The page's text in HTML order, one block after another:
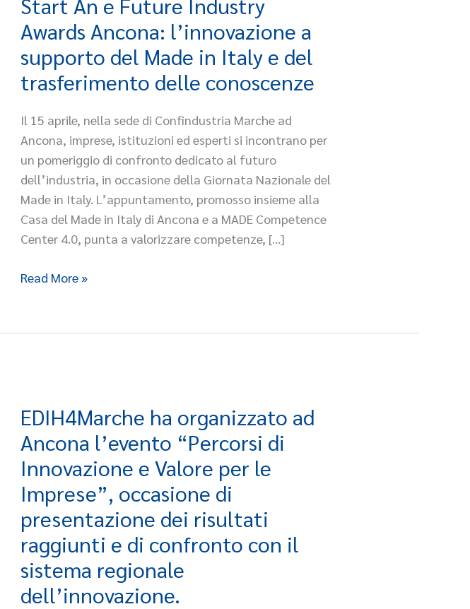
Awards Ancona: l’innovazione a
supporto del Made in Italy e del
trasferimento delle conoscenze
Il 15 aprile, nella sede di Confindustria Marche ad
Ancona, imprese, istituzioni ed esperti si incontrano per
un pomeriggio di confronto dedicato al futuro
dell’industria, in occasione della Giornata Nazionale del
Made in Italy. L’appuntamento, promosso insieme alla
Casa del Made in Italy di Ancona e a MADE Competence
Center 4.0, punta a valorizzare competenze, […]
An
e
Future
Industry
Ancona:
l’innovazione
a
supporto
del
Made
in
e
delle
Read More »
EDIH4Marche ha organizzato ad
Ancona l’evento “Percorsi di
Innovazione e Valore per le
Imprese”, occasione di
presentazione dei risultati
raggiunti e di confronto con il
sistema regionale
dell’innovazione.
EDIH4Marche
ha
organizzato
ad
Ancona
l’evento
“Percorsi
di
Innovazione
e